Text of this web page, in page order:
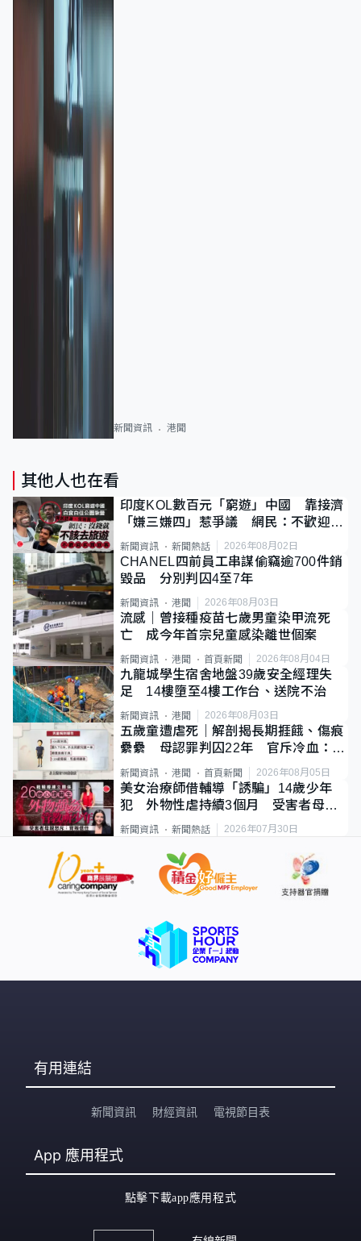
新聞資訊 港聞
其他人也在看
印度KOL數百元「窮遊」中國 靠接濟
「嫌三嫌四」惹爭議 網民：不歡迎劣
質旅客
新聞資訊 新聞熱話 2026年08月02日
CHANEL四前員工串謀偷竊逾700件銷
毀品 分別判囚4至7年
新聞資訊 港聞 2026年08月03日
流感｜曾接種疫苗七歲男童染甲流死
亡 成今年首宗兒童感染離世個案
新聞資訊 港聞 首頁新聞 2026年08月04日
九龍城學生宿舍地盤39歲安全經理失
足 14樓墮至4樓工作台、送院不治
新聞資訊 港聞 2026年08月03日
五歲童遭虐死｜解剖揭長期捱餓、傷痕
纍纍 母認罪判囚22年 官斥冷血：同
類案最惡劣
新聞資訊 港聞 首頁新聞 2026年08月05日
美女治療師借輔導「誘騙」14歲少年
犯 外物性虐持續3個月 受害者母：
要保護其他人
新聞資訊 新聞熱話 2026年07月30日
有用連結
新聞資訊 財經資訊 電視節目表
App 應用程式
點擊下載app應用程式